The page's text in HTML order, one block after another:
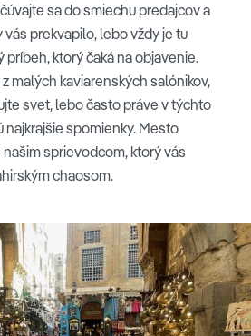
sa do smiechu predajcov a
prekvapilo, lebo vždy je tu
príbeh, ktorý čaká na objavenie.
malých kaviarenských salónikov,
svet, lebo často práve v týchto
spomienky. Mesto
sprievodcom, ktorý vás
chaosom.